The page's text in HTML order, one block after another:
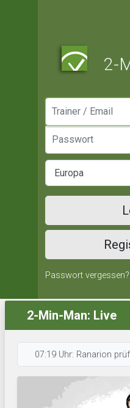
2-
Passwort vergessen?
2-Min-Man: Live
07:19 Uhr: Ranarion prüft